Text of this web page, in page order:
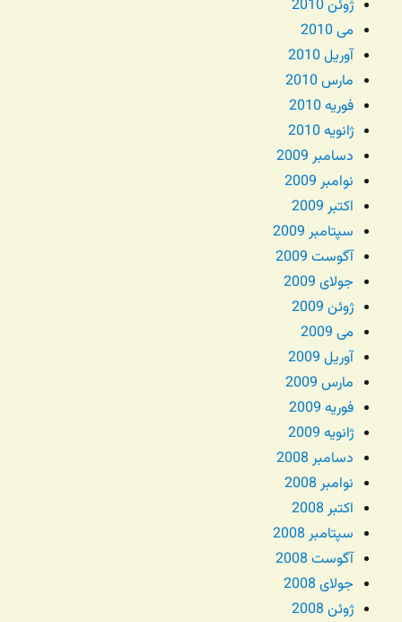
ژوئن 2010
می 2010
آوریل 2010
مارس 2010
فوریه 2010
ژانویه 2010
دسامبر 2009
نوامبر 2009
اکتبر 2009
سپتامبر 2009
آگوست 2009
جولای 2009
ژوئن 2009
می 2009
آوریل 2009
مارس 2009
فوریه 2009
ژانویه 2009
دسامبر 2008
نوامبر 2008
اکتبر 2008
سپتامبر 2008
آگوست 2008
جولای 2008
ژوئن 2008